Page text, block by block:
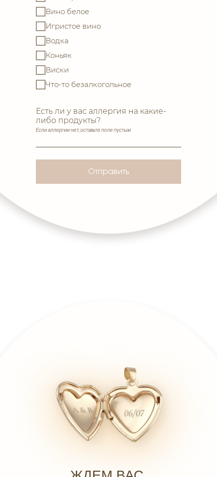
Вино белое
Игристое вино
Водка
Коньяк
Виски
Что-то безалкогольное
Есть ли у вас аллергия на какие-
либо продукты?
Если аллергии нет, оставьте поле пустым
Отправить